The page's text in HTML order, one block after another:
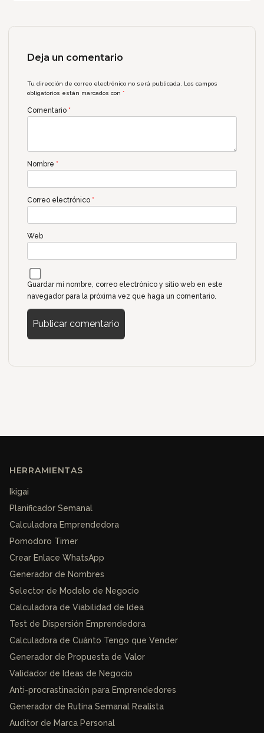
Deja un comentario
Tu dirección de correo electrónico no será publicada.
Los campos
obligatorios están marcados con*
Comentario *
Nombre *
Correo electrónico *
Web
Guardar mi nombre, correo electrónico y sitio web en este
navegador para la próxima vez que haga un comentario.
HERRAMIENTAS
Ikigai
Planificador Semanal
Calculadora Emprendedora
Pomodoro Timer
Crear Enlace WhatsApp
Generador de Nombres
Selector de Modelo de Negocio
Calculadora de Viabilidad de Idea
Test de Dispersión Emprendedora
Calculadora de Cuánto Tengo que Vender
Generador de Propuesta de Valor
Validador de Ideas de Negocio
Anti-procrastinación para Emprendedores
Generador de Rutina Semanal Realista
Auditor de Marca Personal